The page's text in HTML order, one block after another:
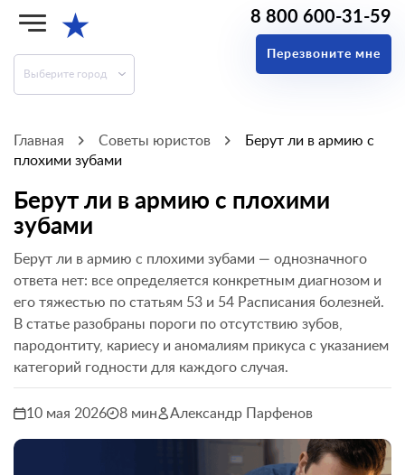
★
Выберите город
8 800 600-31-59
Перезвоните мне
Главная Советы юристов
Берут ли в армию с
плохими зубами
Берут ли в армию с плохими
зубами
Берут ли в армию с плохими зубами — однозначного
ответа нет: все определяется конкретным диагнозом и
его тяжестью по статьям 53 и 54 Расписания болезней.
В статье разобраны пороги по отсутствию зубов,
пародонтиту, кариесу и аномалиям прикуса с указанием
категорий годности для каждого случая.
10 мая 2026 8 мин Александр Парфенов